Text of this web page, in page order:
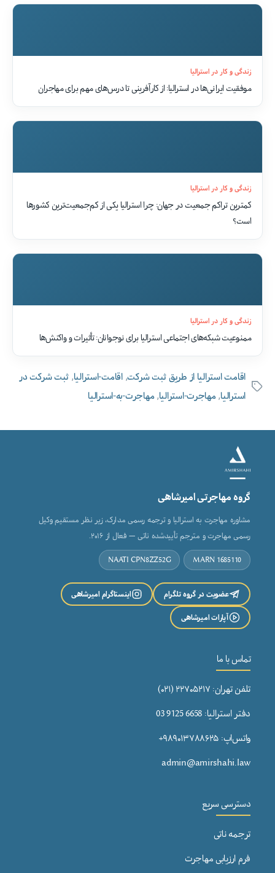
زندگی و کار در استرالیا
موفقیت‌ ایرانی‌ها در استرالیا: از کارآفرینی تا درس‌های مهم برای مهاجران
زندگی و کار در استرالیا
کمترین تراکم جمعیت در جهان: چرا استرالیا یکی از کم‌جمعیت‌ترین کشورها
است؟
زندگی و کار در استرالیا
ممنوعیت شبکه‌های اجتماعی استرالیا برای نوجوانان: تأثیرات و واکنش‌ها
برچسب‌ها
اقامت استرالیا از طریق ثبت شرکت,اقامت-استرالیا, ثبت شرکت در
استرالیا,مهاجرت-استرالیا,مهاجرت-به-استرالیا
گروه مهاجرتی امیرشاهی
مشاوره مهاجرت به استرالیا و ترجمه رسمی مدارک، زیر نظر مستقیم وکیل
رسمی مهاجرت و مترجم تأییدشده ناتی — فعال از ۲۰۱۶.
MARN 1685110
NAATI CPN8ZZ52G
عضویت در گروه تلگرام اینستاگرام امیرشاهی
آپارات امیرشاهی
تماس با ما
تلفن تهران: ۲۲۷۰۵۲۱۷ (۰۲۱)
دفتر استرالیا: 6658 9125 03
واتس‌اپ: ۹۸۹۰۱۳۷۸۸۶۲۵+
admin@amirshahi.law
دسترسی سریع
ترجمه ناتی
فرم ارزیابی مهاجرت